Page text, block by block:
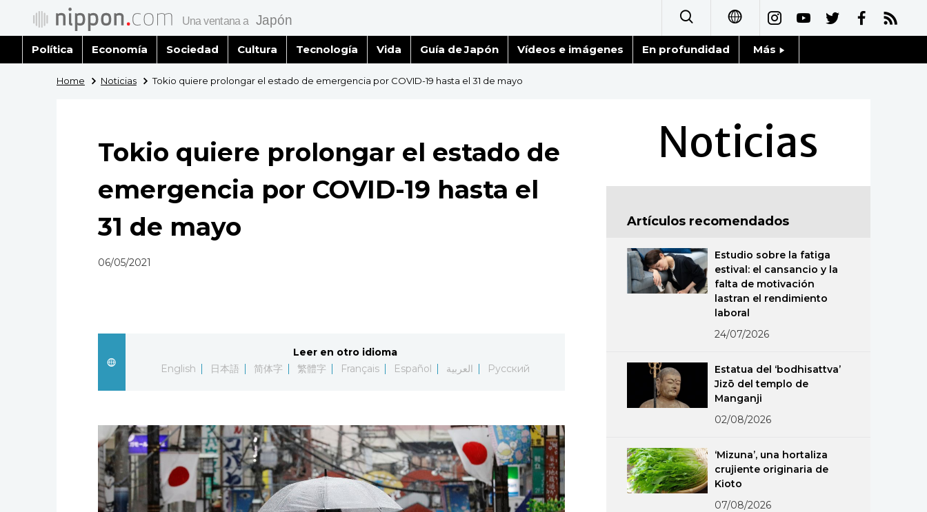
日本語
简体字
繁體字
العربية
Русский
Política Economía Sociedad Cultura Tecnología Vida Guía de Japón Vídeos e imágenes En profundidad Más
Fragmentos de Japón
Gente
Blog
Tokio
Avisos
Home Noticias Tokio quiere prolongar el estado de emergencia por COVID-19 hasta el 31 de mayo
Tokio quiere prolongar el estado de
emergencia por COVID-19 hasta el
31 de mayo
06/05/2021
Leer en otro idioma
English
日本語 简体字 繁體字 Français Español العربية Русский
Noticias
Artículos recomendados
Estudio sobre la fatiga
estival: el cansancio y la
falta de motivación
lastran el rendimiento
laboral
24/07/2026
Estatua del ‘bodhisattva’
Jizō del templo de
Manganji
02/08/2026
‘Mizuna’, una hortaliza
crujiente originaria de
Kioto
07/08/2026